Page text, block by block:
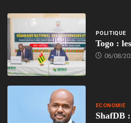
POLITIQUE
Togo :
06/08/
ECONOMIE
ShafDB